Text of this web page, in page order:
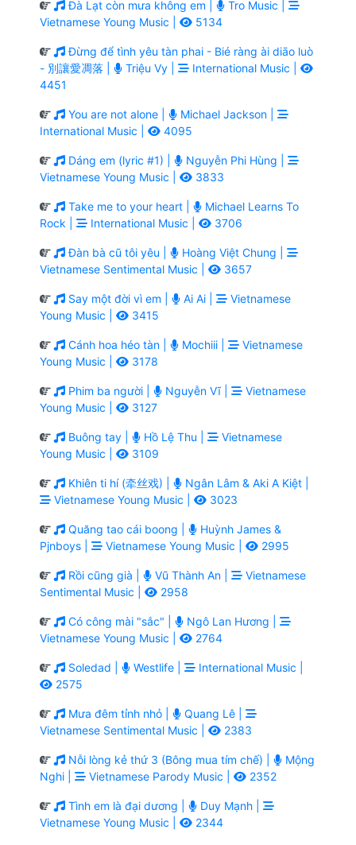
Đà Lạt còn mưa không em |
Tro Music |
Vietnamese Young Music |
5134
Đừng để tình yêu tàn phai - Bié ràng ài diāo luò
- 別讓愛凋落 |
Triệu Vy |
International Music |
4451
You are not alone |
Michael Jackson |
International Music |
4095
Dáng em (lyric #1) |
Nguyễn Phi Hùng |
Vietnamese Young Music |
3833
Take me to your heart |
Michael Learns To
Rock |
International Music | 3706
Đàn bà cũ tôi yêu |
Hoàng Việt Chung |
Vietnamese Sentimental Music |
3657
Say một đời vì em | Ai Ai |
Vietnamese
Young Music |
3415
Cánh hoa héo tàn | Mochiii |
Vietnamese
Young Music |
3178
Phim ba người | Nguyễn Vĩ |
Vietnamese
Young Music |
3127
Buông tay | Hồ Lệ Thu |
Vietnamese
Young Music |
3109
Khiên ti hí (牵丝戏) |
Ngân Lâm & Aki A Kiệt |
Vietnamese Young Music |
3023
Quăng tao cái boong |
Huỳnh James &
Pjnboys |
Vietnamese Young Music | 2995
Rồi cũng già | Vũ Thành An |
Vietnamese
Sentimental Music |
2958
Có công mài "sắc" |
Ngô Lan Hương |
Vietnamese Young Music |
2764
Soledad | Westlife |
International Music |
2575
Mưa đêm tỉnh nhỏ |
Quang Lê |
Vietnamese Sentimental Music |
2383
Nỗi lòng kẻ thứ 3 (Bông mua tím chế) |
Mộng
Nghi |
Vietnamese Parody Music | 2352
Tình em là đại dương |
Duy Mạnh |
Vietnamese Young Music |
2344